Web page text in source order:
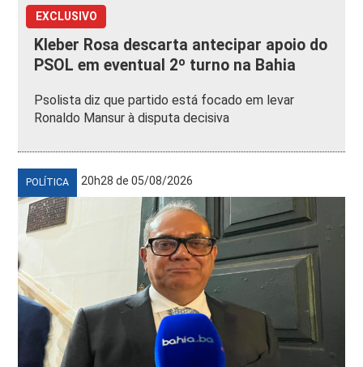
EXCLUSIVO
Kleber Rosa descarta antecipar apoio do
PSOL em eventual 2º turno na Bahia
Psolista diz que partido está focado em levar
Ronaldo Mansur à disputa decisiva
POLÍTICA 20h28 de 05/08/2026